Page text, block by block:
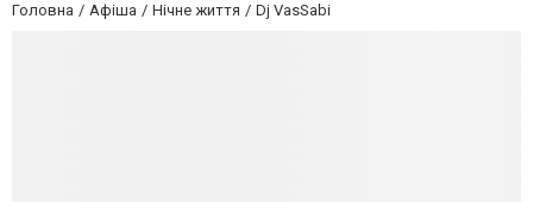
Головна Афіша Нічне життя Dj VasSabi